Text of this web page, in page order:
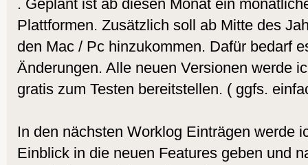
. Geplant ist ab diesen Monat ein
Plattformen. Zusätzlich soll ab Mitte des
den Mac / Pc hinzukommen. Dafür bedarf
Änderungen. Alle neuen Versionen werde
gratis zum Testen bereitstellen. ( ggfs.
In den nächsten Worklog Einträgen werde
Einblick in die neuen Features geben und